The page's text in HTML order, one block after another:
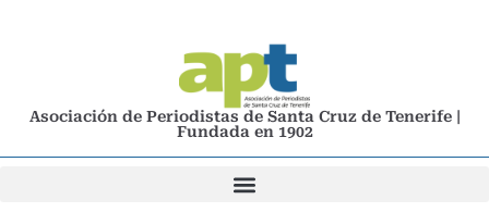
Asociación de Periodistas de Santa Cruz de Tenerife |
Fundada en 1902